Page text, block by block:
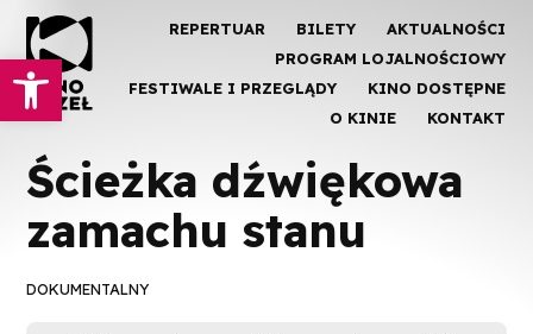
Otwórz pasek narzędzi
REPERTUAR BILETY
AKTUALNOŚCI
PROGRAM LOJALNOŚCIOWY
FESTIWALE I PRZEGLĄDY
KINO DOSTĘPNE
O KINIE
KONTAKT
Ścieżka dźwiękowa
zamachu stanu
DOKUMENTALNY